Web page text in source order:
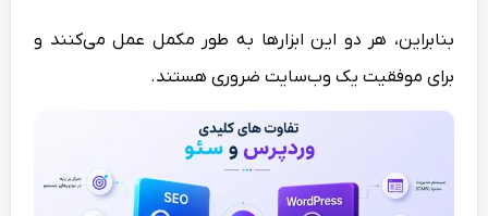
بنابراین، هر دو این ابزارها به طور مکمل عمل می‌کنند و
برای موفقیت یک وب‌سایت ضروری هستند.